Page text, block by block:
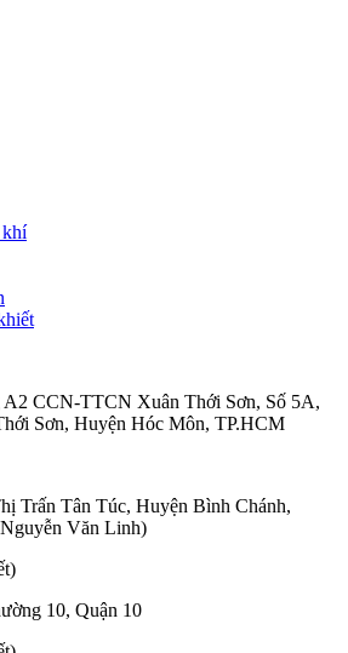
khí
CCN-TTCN Xuân Thới Sơn, Số 5A,
Sơn, Huyện Hóc Môn, TP.HCM
Trấn Tân Túc, Huyện Bình Chánh,
Văn Linh)
10, Quận 10